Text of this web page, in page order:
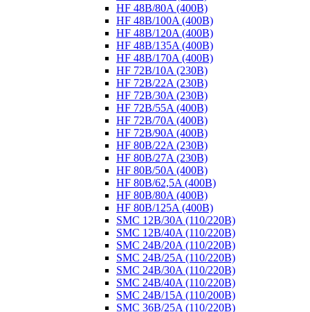
HF 48B/80A (400B)
HF 48B/100A (400B)
HF 48B/120A (400B)
HF 48B/135A (400B)
HF 48B/170A (400B)
HF 72B/10A (230B)
HF 72B/22A (230B)
HF 72B/30A (230B)
HF 72B/55A (400B)
HF 72B/70A (400B)
HF 72B/90A (400B)
HF 80B/22A (230B)
HF 80B/27A (230B)
HF 80B/50A (400B)
HF 80B/62,5A (400B)
HF 80B/80A (400B)
HF 80B/125A (400B)
SMC 12B/30A (110/220B)
SMC 12B/40A (110/220B)
SMC 24B/20A (110/220B)
SMC 24B/25A (110/220B)
SMC 24B/30A (110/220B)
SMC 24B/40A (110/220B)
SMC 24B/15A (110/200B)
SMC 36B/25A (110/220B)